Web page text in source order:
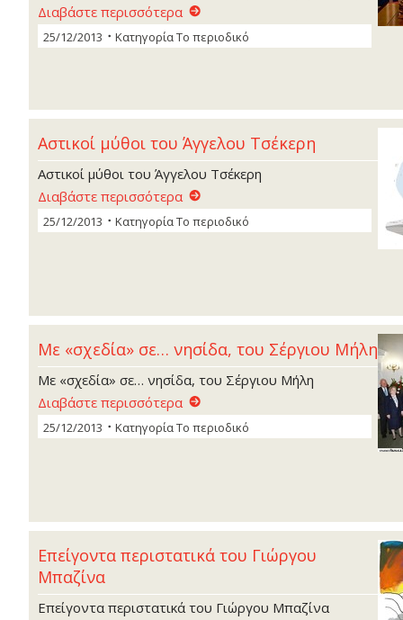
Διαβάστε περισσότερα
25/12/2013 ΚατηγορίαΤο περιοδικό
Aστικοί µύθοι του Άγγελου Τσέκερη
Aστικοί µύθοι του Άγγελου Τσέκερη
Διαβάστε περισσότερα
25/12/2013 ΚατηγορίαΤο περιοδικό
Με «σχεδία» σε… νησίδα, του Σέργιου Μήλη
Με «σχεδία» σε… νησίδα, του Σέργιου Μήλη
Διαβάστε περισσότερα
25/12/2013 ΚατηγορίαΤο περιοδικό
Επείγοντα περιστατικά του Γιώργου
Μπαζίνα
Επείγοντα περιστατικά του Γιώργου Μπαζίνα